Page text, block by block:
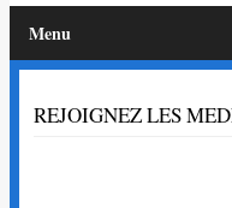
Menu
REJOIGNEZ LES
Page